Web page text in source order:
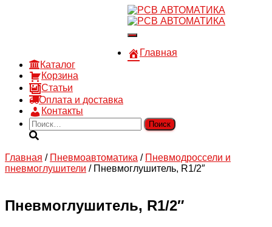
Войти
Переключить
навигацию
Главная
Каталог
Корзина
Статьи
Оплата и доставка
Контакты
Найти:
Главная / Пневмоавтоматика / Пневмодроссели и
пневмоглушители / Пневмоглушитель, R1/2″
Пневмоглушитель, R1/2″